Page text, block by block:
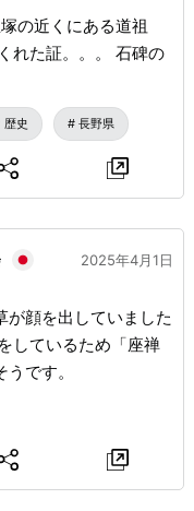
れた証。。。 石碑の
歴史 長野県
2025年4月1日
が顔を出していました
しているため「座禅
です。